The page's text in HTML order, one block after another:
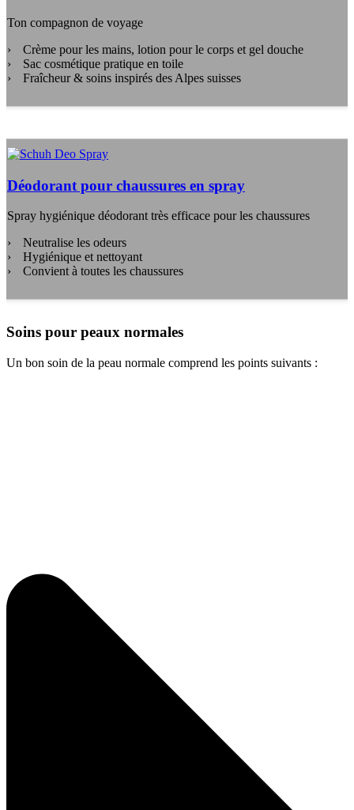
Ton compagnon de voyage
Crème pour les mains, lotion pour le corps et gel douche
Sac cosmétique pratique en toile
Fraîcheur & soins inspirés des Alpes suisses
Déodorant pour chaussures en spray
Spray hygiénique déodorant très efficace pour les chaussures
Neutralise les odeurs
Hygiénique et nettoyant
Convient à toutes les chaussures
Soins pour peaux normales
Un bon soin de la peau normale comprend les points suivants :